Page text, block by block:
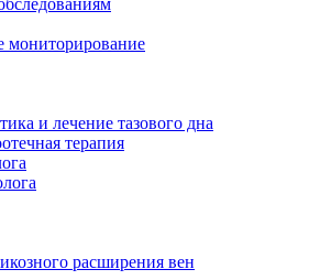
мониторирование
и лечение тазового дна
терапия
расширения вен